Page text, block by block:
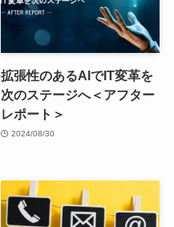
拡張性のあるAIでIT変革を
次のステージへ＜アフター
レポート＞
2024/08/30